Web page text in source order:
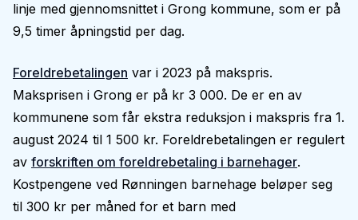
linje med gjennomsnittet i Grong kommune, som er på
9,5 timer åpningstid per dag.
Foreldrebetalingen var i 2023 på makspris.
Maksprisen i Grong er på kr 3 000. De er en av
kommunene som får ekstra reduksjon i makspris fra 1.
august 2024 til 1 500 kr. Foreldrebetalingen er regulert
av forskriften om foreldrebetaling i barnehager.
Kostpengene ved Rønningen barnehage beløper seg
til 300 kr per måned for et barn med